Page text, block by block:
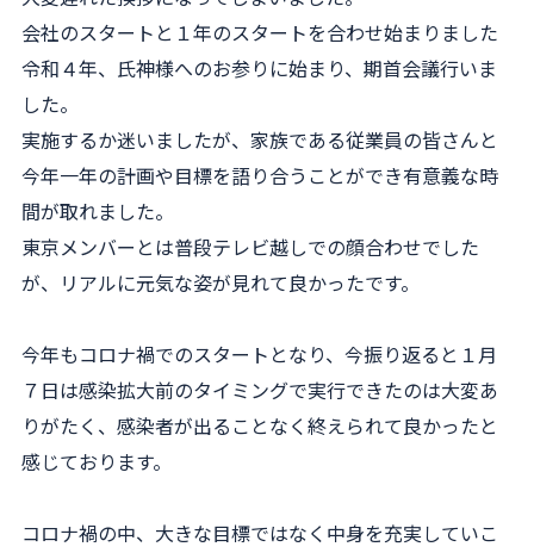
会社のスタートと１年のスタートを合わせ始まりました
令和４年、氏神様へのお参りに始まり、期首会議行いま
した。
実施するか迷いましたが、家族である従業員の皆さんと
今年一年の計画や目標を語り合うことができ有意義な時
間が取れました。
東京メンバーとは普段テレビ越しでの顔合わせでした
が、リアルに元気な姿が見れて良かったです。
今年もコロナ禍でのスタートとなり、今振り返ると１月
７日は感染拡大前のタイミングで実行できたのは大変あ
りがたく、感染者が出ることなく終えられて良かったと
感じております。
コロナ禍の中、大きな目標ではなく中身を充実していこ